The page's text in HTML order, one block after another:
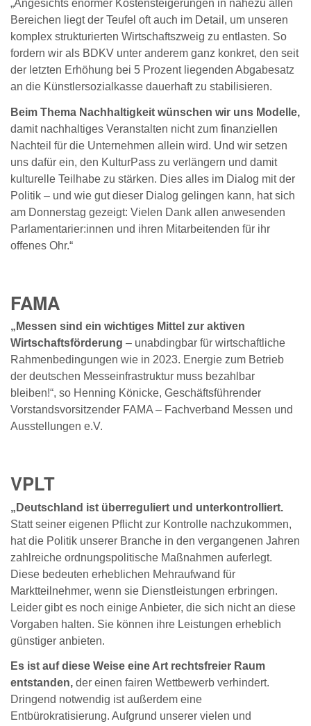
„Angesichts enormer Kostensteigerungen in nahezu allen
Bereichen liegt der Teufel oft auch im Detail, um unseren
komplex strukturierten Wirtschaftszweig zu entlasten. So
fordern wir als BDKV unter anderem ganz konkret, den seit
der letzten Erhöhung bei 5 Prozent liegenden Abgabesatz
an die Künstlersozialkasse dauerhaft zu stabilisieren.
Beim Thema Nachhaltigkeit wünschen wir uns Modelle,
damit nachhaltiges Veranstalten nicht zum finanziellen
Nachteil für die Unternehmen allein wird. Und wir setzen
uns dafür ein, den KulturPass zu verlängern und damit
kulturelle Teilhabe zu stärken. Dies alles im Dialog mit der
Politik – und wie gut dieser Dialog gelingen kann, hat sich
am Donnerstag gezeigt: Vielen Dank allen anwesenden
Parlamentarier:innen und ihren Mitarbeitenden für ihr
offenes Ohr.“
FAMA
„Messen sind ein wichtiges Mittel zur aktiven
Wirtschaftsförderung – unabdingbar für wirtschaftliche
Rahmenbedingungen wie in 2023. Energie zum Betrieb
der deutschen Messeinfrastruktur muss bezahlbar
bleiben!“, so Henning Könicke, Geschäftsführender
Vorstandsvorsitzender FAMA – Fachverband Messen und
Ausstellungen e.V.
VPLT
„Deutschland ist überreguliert und unterkontrolliert.
Statt seiner eigenen Pflicht zur Kontrolle nachzukommen,
hat die Politik unserer Branche in den vergangenen Jahren
zahlreiche ordnungspolitische Maßnahmen auferlegt.
Diese bedeuten erheblichen Mehraufwand für
Marktteilnehmer, wenn sie Dienstleistungen erbringen.
Leider gibt es noch einige Anbieter, die sich nicht an diese
Vorgaben halten. Sie können ihre Leistungen erheblich
günstiger anbieten.
Es ist auf diese Weise eine Art rechtsfreier Raum
entstanden, der einen fairen Wettbewerb verhindert.
Dringend notwendig ist außerdem eine
Entbürokratisierung. Aufgrund unserer vielen und